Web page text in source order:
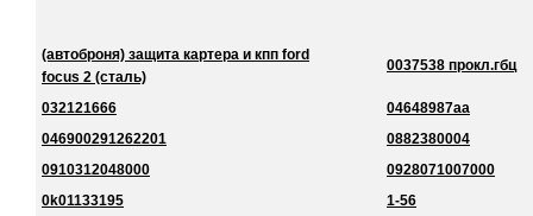
(автоброня) защита картера и кпп ford
focus 2 (сталь)
0037538 прокл.гбц
032121666
04648987aa
046900291262201
0882380004
0910312048000
0928071007000
0k01133195
1-56